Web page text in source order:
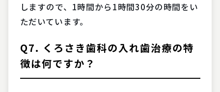
しますので、1時間から1時間30分の時間をい
ただいています。
Q7. くろさき歯科の入れ歯治療の特
徴は何ですか？